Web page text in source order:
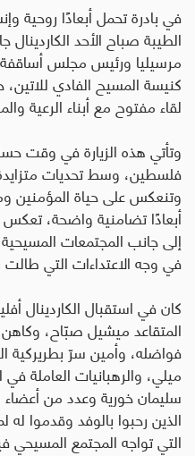
في بادرة تحمل أبعادًا روحية
الطيبة صباح الأحد
مرسيليا ورئيس مجلس أساقفة
كنيسة المسيح الفادي
لقاء مفتوح مع أبناء الرعية
وتأتي هذه الزيارة في وقت
فلسطين، وسط تحديات
وتنعكس على حياة المؤمنين
أبعادًا تضامنية واضحة، تعكس
إلى جانب المجتمعات
في وجه الاعتداءات التي طالت
كان في استقبال الكاردينال
المتقاعد ميشيل صبّاح، وكاهن
فواضله، وأمين سرّ بطريركية
ميلي، والرهبانيات العاملة
سليمان خورية وعدد من أعضاء
الذين رحبوا بالوفد وقدموا
التي تواجه المجتمع المسيحي